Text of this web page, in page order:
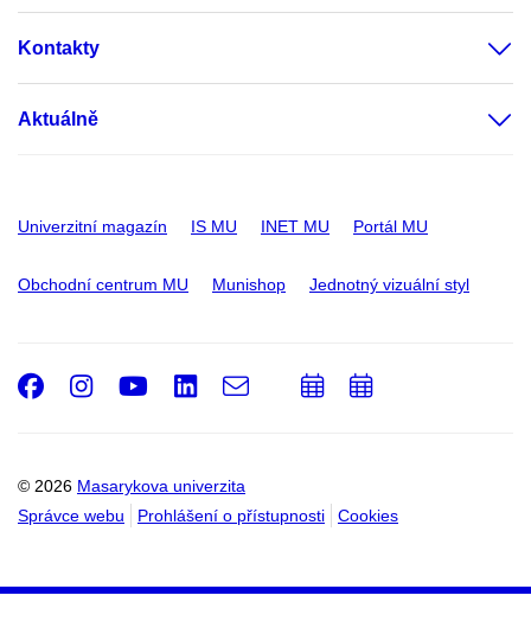
Kontakty
Aktuálně
Univerzitní magazín IS MU INET MU Portál MU
Obchodní centrum MU Munishop Jednotný vizuální styl
© 2026 Masarykova univerzita
Správce webu
Prohlášení o přístupnosti Cookies
Facebook
Instagram
Youtube
LinkedIn
e-
PřidatPřidat